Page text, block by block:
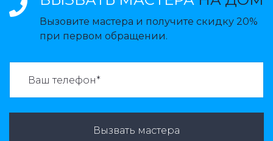
Вызовите мастера и получите скидку 20%
при первом обращении.
Вызвать мастера